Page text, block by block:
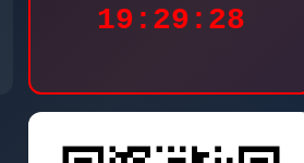
19:29:28